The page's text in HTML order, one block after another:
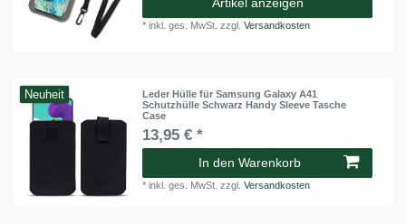
Artikel anzeigen
*inkl. ges. MwSt. zzgl.Versandkosten
Neuheit
Leder Hülle für Samsung Galaxy A41
Schutzhülle Schwarz Handy Sleeve Tasche
Case
13,95 € *
In den Warenkorb
*inkl. ges. MwSt. zzgl.Versandkosten